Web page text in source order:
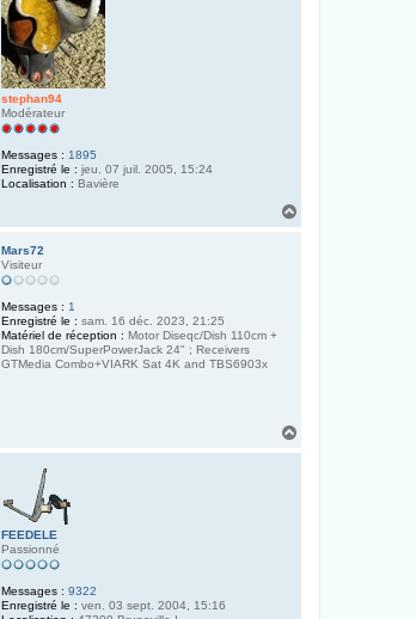
stephan94
Modérateur
Messages : 1895
Enregistré le : jeu. 07 juil. 2005, 15:24
Localisation : Bavière
a
Mars72
Visiteur
Messages : 1
Enregistré le : sam. 16 déc. 2023, 21:25
Matériel de réception : Motor Diseqc/Dish 110cm +
Dish 180cm/SuperPowerJack 24" ; Receivers
GTMedia Combo+VIARK Sat 4K and TBS6903x
FEEDELE
Passionné
Messages : 9322
Enregistré le : ven. 03 sept. 2004, 15:16